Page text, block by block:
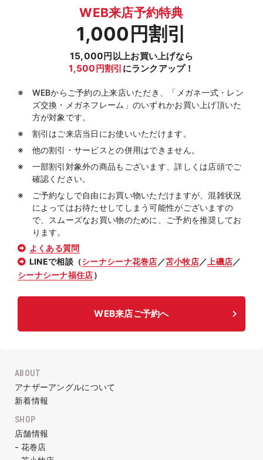
WEB来店予約特典
1,000円割引
15,000円以上お買い上げなら
1,500円割引 にランクアップ！
WEBからご予約の上来店いただき、「メガネ一式・レン
ズ交換・メガネフレーム」のいずれかお買い上げ頂いた
方が対象です。
割引はご来店当日にお使いいただけます。
他の割引・サービスとの併用はできません。
一部割引対象外の商品もございます、詳しくは店頭でご
確認ください。
ご予約なしで自由にお買い物いただけますが、混雑状況
によってはお待たせしてしまう可能性がございますの
で、スムーズなお買い物のために、ご予約を推奨してお
ります。
よくある質問
LINEで相談（シーナシーナ花巻店／苫小牧店／上磯店／
シーナシーナ福住店）
WEB来店ご予約へ
ABOUT
アナザーアングルについて
新着情報
SHOP
店舗情報
- 花巻店